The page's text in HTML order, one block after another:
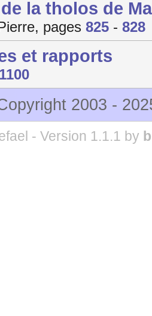
la tholos de
pages 825 - 828
et rapports
1100
2003 -
- Version 1.1.1 by